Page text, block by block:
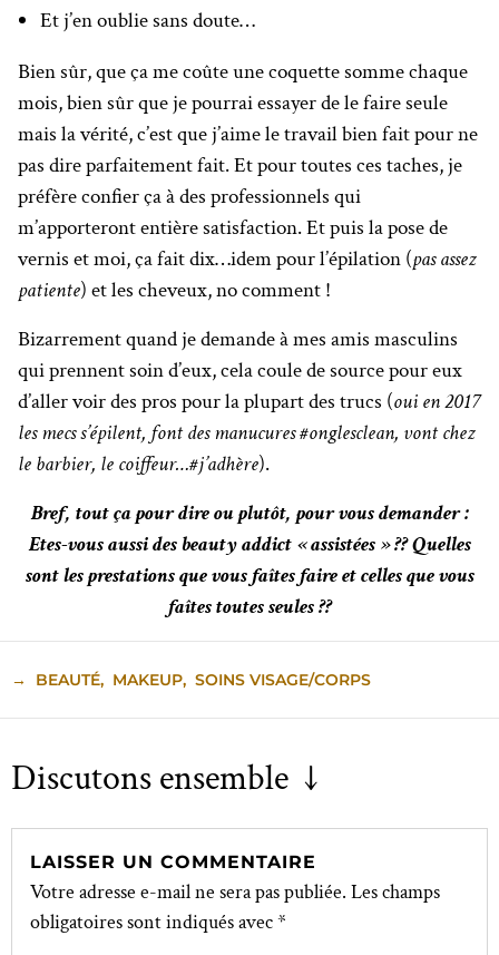
Et j’en oublie sans doute…
Bien sûr, que ça me coûte une coquette somme chaque
mois, bien sûr que je pourrai essayer de le faire seule
mais la vérité, c’est que j’aime le travail bien fait pour ne
pas dire parfaitement fait. Et pour toutes ces taches, je
préfère confier ça à des professionnels qui
m’apporteront entière satisfaction. Et puis la pose de
vernis et moi, ça fait dix…idem pour l’épilation (pas assez
patiente) et les cheveux, no comment !
Bizarrement quand je demande à mes amis masculins
qui prennent soin d’eux, cela coule de source pour eux
d’aller voir des pros pour la plupart des trucs (oui en 2017
les mecs s’épilent, font des manucures #onglesclean, vont chez
le barbier, le coiffeur…#j’adhère).
Bref, tout ça pour dire ou plutôt, pour vous demander :
Etes-vous aussi des beauty addict « assistées » ?? Quelles
sont les prestations que vous faîtes faire et celles que vous
faîtes toutes seules ??
→ BEAUTÉ, MAKEUP, SOINS VISAGE/CORPS
Discutons ensemble ↓
LAISSER UN COMMENTAIRE
Votre adresse e-mail ne sera pas publiée. Les champs
obligatoires sont indiqués avec*